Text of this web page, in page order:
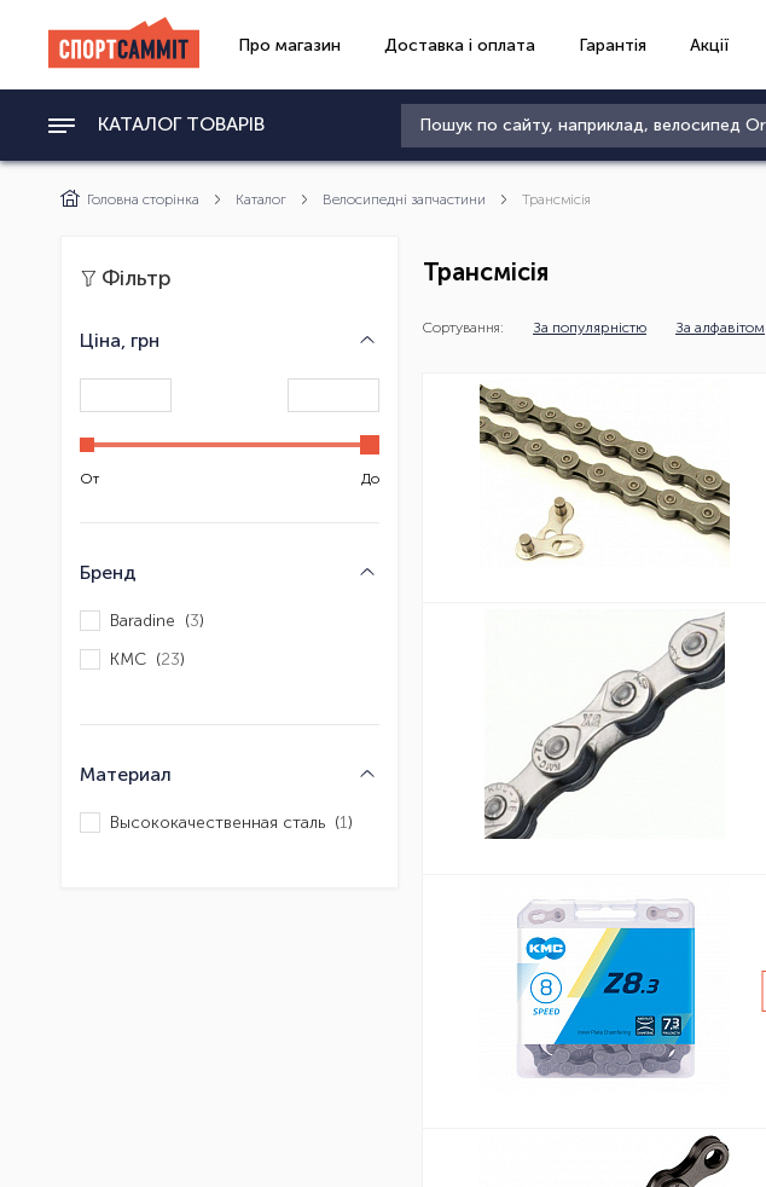
Про магазин Доставка і оплата Гарантія Акції
КАТАЛОГ ТОВАРІВ
Головна сторінка Каталог Велосипедні запчастини Трансмісія
Фільтр
Ціна, грн
От До
Бренд
Baradine (3)
KMC (23)
Материал
Высококачественная сталь (1)
Трансмісія
Сортування: За популярністю За алфавітом